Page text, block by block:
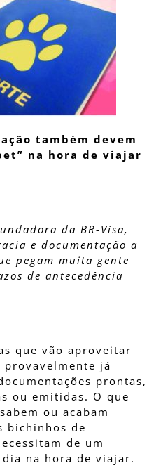
também devem
na hora de viajar
da BR-Visa,
e documentação a
pegam muita gente
de antecedência
que vão aproveitar
já
prontas,
ou emitidas. O que
ou acabam
bichinhos de
de um
dia na hora de viajar.